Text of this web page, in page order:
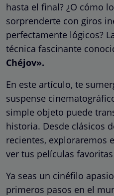
hasta el final? ¿O cómo
sorprenderte con giros
perfectamente lógicos?
técnica fascinante
Chéjov».
En este artículo, te
suspense
simple objeto puede
historia. Desde clásicos
recientes, exploraremos
ver tus películas
Ya seas un cinéfilo
primeros pasos en el